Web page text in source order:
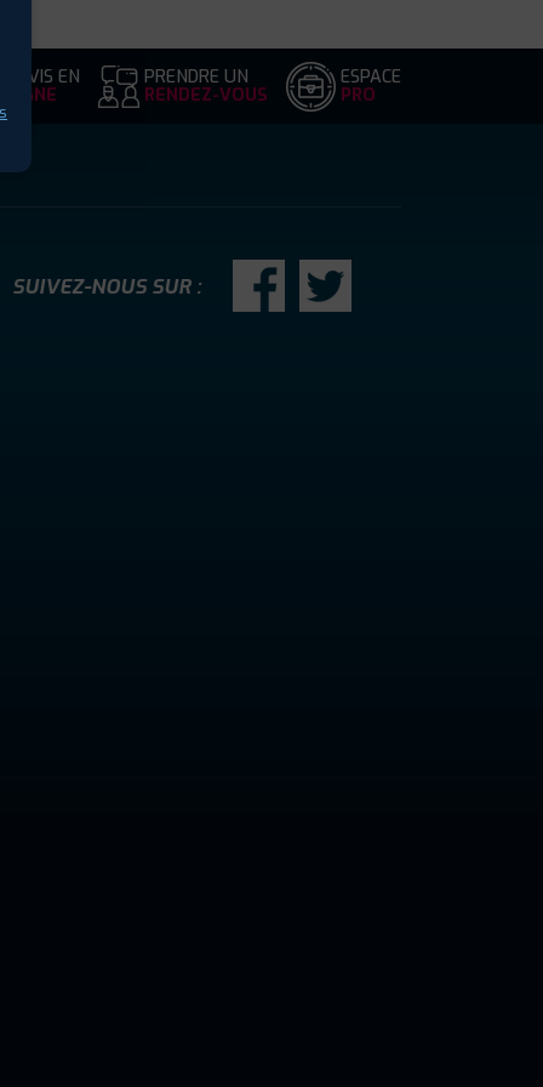
DEVIS EN
LIGNE
PRENDRE UN
RENDEZ-VOUS
ESPACE
PRO
SUIVEZ-NOUS SUR :